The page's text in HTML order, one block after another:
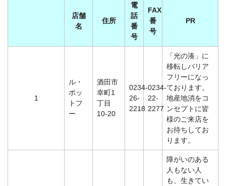
店舗
名
住所
電
話
番
号
FAX
番
号
PR
1
ル・
ポッ
トフ
ー
酒田市
幸町1
丁目
10-20
0234-
26-
2218
0234-
22-
2277
「光の湊」に
移転しバリア
フリーになっ
ております。
地産地消をコ
ンセプトに皆
様のご来店を
お待ちしてお
ります。
障がいのある
人もない人
も、生きてい